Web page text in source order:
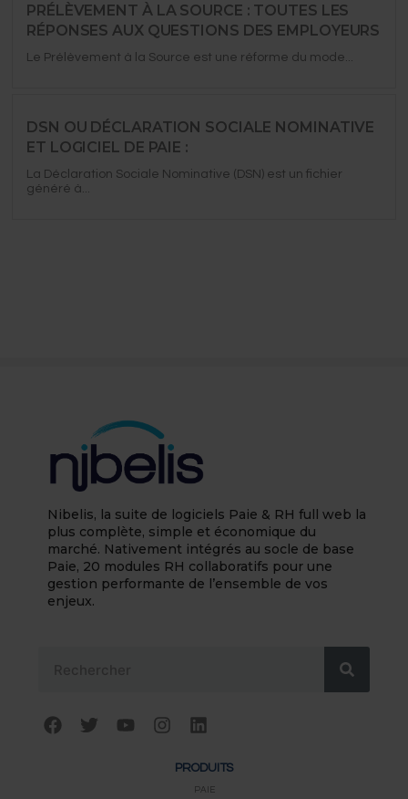
PRÉLÈVEMENT À LA SOURCE : TOUTES LES
RÉPONSES AUX QUESTIONS DES EMPLOYEURS
Le Prélèvement à la Source est une réforme du mode...
DSN OU DÉCLARATION SOCIALE NOMINATIVE
ET LOGICIEL DE PAIE :
La Déclaration Sociale Nominative (DSN) est un fichier
généré à...
Nibelis, la suite de logiciels Paie & RH full web la
plus complète, simple et économique du
marché. Nativement intégrés au socle de base
Paie, 20 modules RH collaboratifs pour une
gestion performante de l’ensemble de vos
enjeux.
F
a
T
w
Y
o
I
n
L
i
k
e
PRODUITS
PAIE